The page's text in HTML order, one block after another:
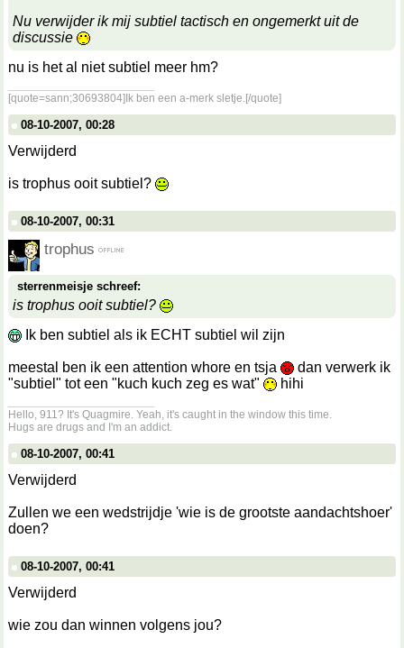
Nu verwijder ik mij subtiel tactisch en ongemerkt uit de
discussie
nu is het al niet subtiel meer hm?
[quote=sann;30693804]Ik ben een a-merk sletje.[/quote]
08-10-2007, 00:28
Verwijderd
is trophus ooit subtiel?
08-10-2007, 00:31
trophus
sterrenmeisje schreef:
is trophus ooit subtiel?
Ik ben subtiel als ik ECHT subtiel wil zijn
meestal ben ik een attention whore en tsja
dan verwerk ik
"subtiel" tot een "kuch kuch zeg es wat"
hihi
Hello, 911? It's Quagmire. Yeah, it's caught in the window this time.
Hugs are drugs and I'm an addict.
08-10-2007, 00:41
Verwijderd
Zullen we een wedstrijdje 'wie is de grootste aandachtshoer'
doen?
08-10-2007, 00:41
Verwijderd
wie zou dan winnen volgens jou?